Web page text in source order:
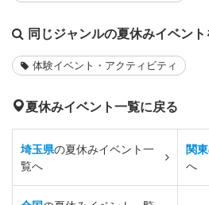
同じジャンルの夏休みイベント
体験イベント・アクティビティ
夏休みイベント一覧に戻る
埼玉県の夏休みイベント一
覧へ
関東
へ